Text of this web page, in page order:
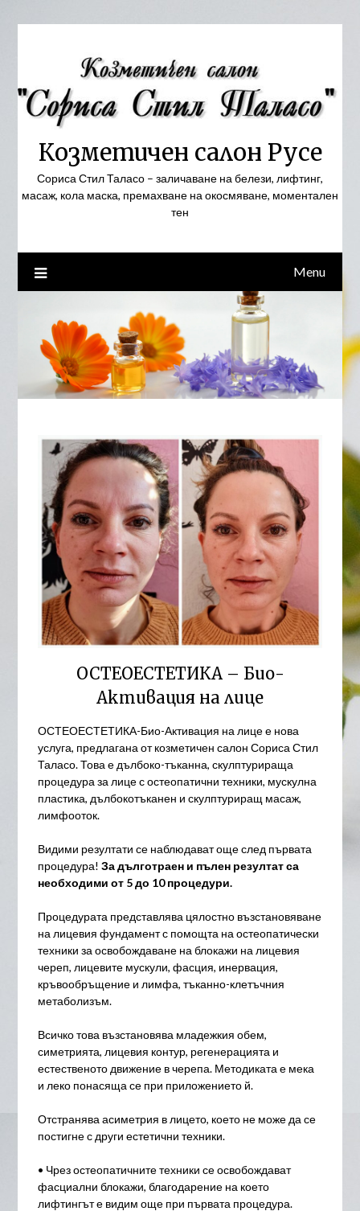
Козметичен салон Русе
Сориса Стил Таласо – заличаване на белези, лифтинг,
масаж, кола маска, премахване на окосмяване, моментален
тен
Menu
ОСТЕОЕСТЕТИКА – Био-
Активация на лице
ОСТЕОЕСТЕТИКА-Био-Активация на лице е нова
услуга, предлагана от козметичен салон Сориса Стил
Таласо. Това е дълбоко-тъканна, скулптурираща
процедура за лице с остеопатични техники, мускулна
пластика, дълбокотъканен и скулптуриращ масаж,
лимфооток.
​Видими резултати се наблюдават още след първата
процедура!За дълготраен и пълен резултат са
необходими от 5 до 10 процедури.
Процедурата представлява цялостно възстановяване
на лицевия фундамент с помощта на остеопатически
техники за освобождаване на блокажи на лицевия
череп, лицевите мускули, фасция, инервация,
кръвообръщение и лимфа, тъканно-клетъчния
метаболизъм.
Всичко това възстановява младежкия обем,
симетрията, лицевия контур, регенерацията и
естественото движение в черепа. Методиката е мека
и леко понасяща се при приложението й.
Отстранява асиметрия в лицето, което не може да се
постигне с други естетични техники.
• Чрез остеопатичните техники се освобождават
фасциални блокажи, благодарение на което
лифтингът е видим още при първата процедура.